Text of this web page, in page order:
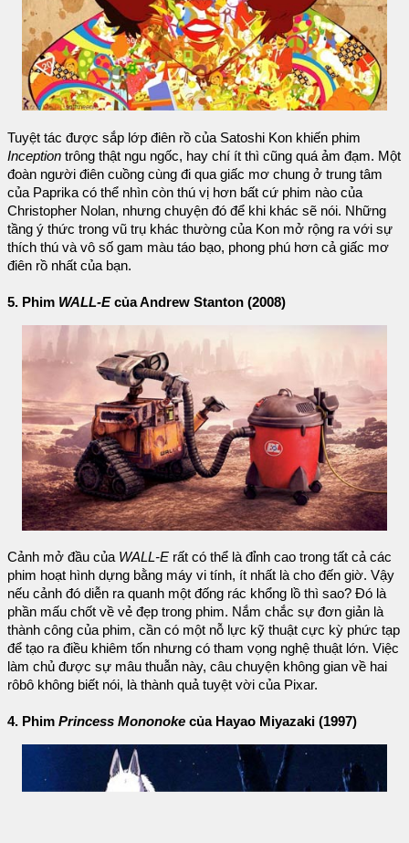
Tuyệt tác được sắp lớp điên rồ của Satoshi Kon khiến phim
Inception trông thật ngu ngốc, hay chí ít thì cũng quá ảm đạm. Một
đoàn người điên cuồng cùng đi qua giấc mơ chung ở trung tâm
của Paprika có thể nhìn còn thú vị hơn bất cứ phim nào của
Christopher Nolan, nhưng chuyện đó để khi khác sẽ nói. Những
tầng ý thức trong vũ trụ khác thường của Kon mở rộng ra với sự
thích thú và vô số gam màu táo bạo, phong phú hơn cả giấc mơ
điên rồ nhất của bạn.
5. Phim WALL-Ecủa Andrew Stanton (2008)
Cảnh mở đầu của WALL-E rất có thể là đỉnh cao trong tất cả các
phim hoạt hình dựng bằng máy vi tính, ít nhất là cho đến giờ. Vậy
nếu cảnh đó diễn ra quanh một đống rác khổng lồ thì sao? Đó là
phần mấu chốt về vẻ đẹp trong phim. Nắm chắc sự đơn giản là
thành công của phim, cần có một nỗ lực kỹ thuật cực kỳ phức tạp
để tạo ra điều khiêm tốn nhưng có tham vọng nghệ thuật lớn. Việc
làm chủ được sự mâu thuẫn này, câu chuyện không gian về hai
rôbô không biết nói, là thành quả tuyệt vời của Pixar.
4. Phim Princess Mononoke của Hayao Miyazaki (1997)